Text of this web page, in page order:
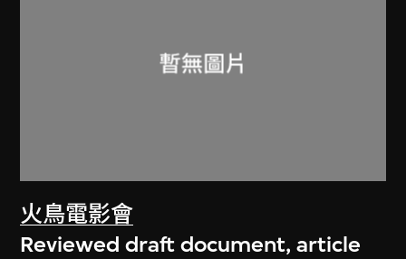
火鳥電影會
Reviewed draft document, article